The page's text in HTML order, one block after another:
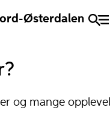
Østerdalen
og mange